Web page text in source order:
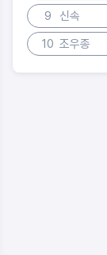
9
신속
10 조우종